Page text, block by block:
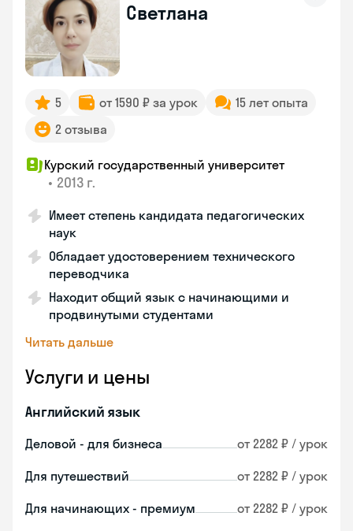
Светлана
5 от 1590 ₽ за урок
15 лет опыта
2 отзыва
Курский государственный университет
• 2013 г.
Имеет степень кандидата педагогических
наук
Обладает удостоверением технического
переводчика
Находит общий язык с начинающими и
продвинутыми студентами
Читать дальше
Услуги и цены
Английский язык
Деловой - для бизнеса от 2282 ₽ / урок
Для путешествий от 2282 ₽ / урок
Для начинающих - премиум от 2282 ₽ / урок